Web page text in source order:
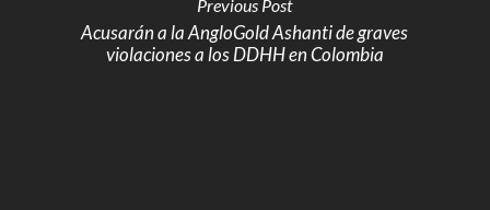
Previous Post
Acusarán a la AngloGold Ashanti de graves
violaciones a los DDHH en Colombia